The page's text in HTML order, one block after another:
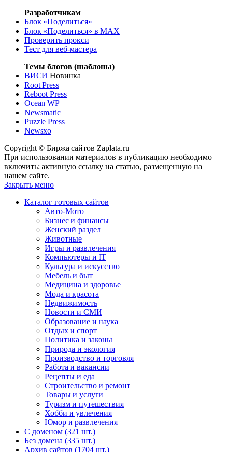
Разработчикам
Блок «Поделиться»
Блок «Поделиться» в MAX
Проверить прокси
Тест для веб-мастера
Темы блогов (шаблоны)
ВИСИ Новинка
Root Press
Reboot Press
Ocean WP
Newsmatic
Puzzle Press
Newsxo
Copyright © Биржа сайтов Zaplata.ru
При использовании материалов в публикацию необходимо
включить: активную ссылку на статью, размещенную на
нашем сайте.
Закрыть меню
Каталог готовых сайтов
Авто-Мото
Бизнес и финансы
Женский раздел
Животные
Игры и развлечения
Компьютеры и IT
Культура и искусство
Мебель и быт
Медицина и здоровье
Мода и красота
Недвижимость
Новости и СМИ
Образование и наука
Отдых и спорт
Политика и законы
Природа и экология
Производство и торговля
Работа и вакансии
Рецепты и еда
Строительство и ремонт
Товары и услуги
Туризм и путешествия
Хобби и увлечения
Юмор и развлечения
С доменом (321 шт.)
Без домена (335 шт.)
Архив сайтов (1704 шт.)